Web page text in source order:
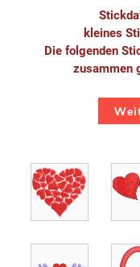
kleines
Die folgenden
zusammen